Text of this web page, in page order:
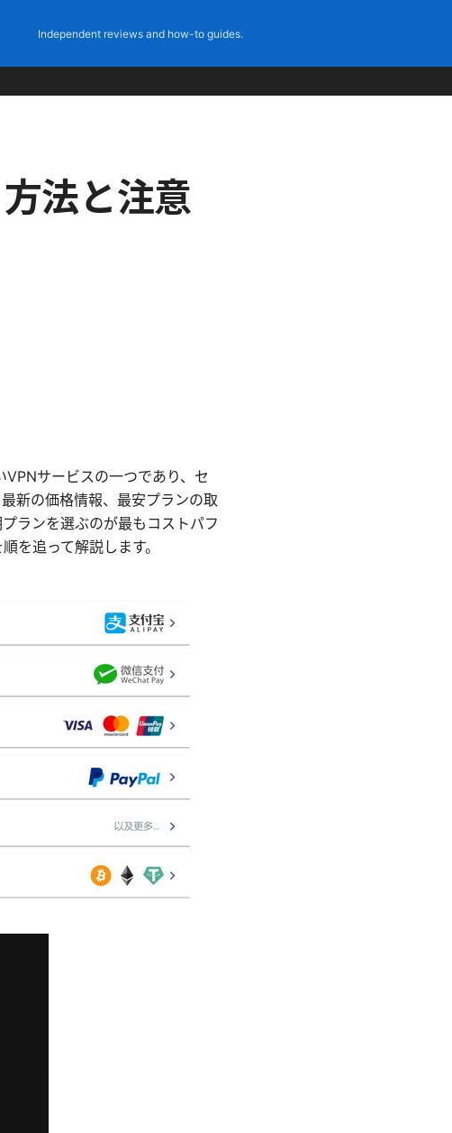
Independent reviews and how-to guides.
法と注意
サービスの一つであり、セ
新の価格情報、最安プランの取
ランを選ぶのが最もコストパフ
を追って解説します。